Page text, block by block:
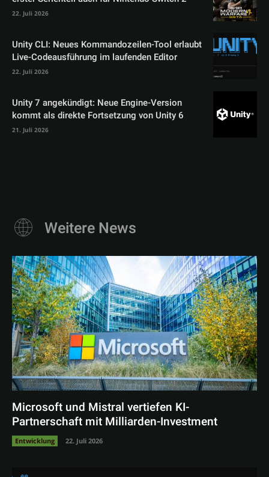
22. Juli 2026
Unity CLI: Neues Kommandozeilen-Tool erlaubt
Live-Codeausführung im laufenden Editor
22. Juli 2026
Unity 7 angekündigt: Neue Engine-Version
kommt als direkte Fortsetzung von Unity 6
21. Juli 2026
Weitere News
Microsoft und Mistral vertiefen KI-
Partnerschaft mit Milliarden-Investment
Entwicklung 22. Juli 2026